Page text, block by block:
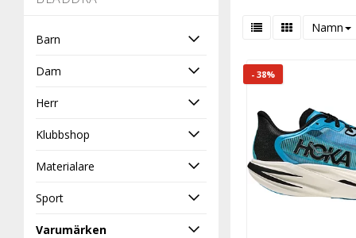
Barn
Dam
Herr
Klubbshop
Materialare
Sport
Varumärken
Namn
- 38%